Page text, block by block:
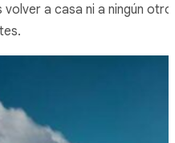
a casa ni a ningún otro